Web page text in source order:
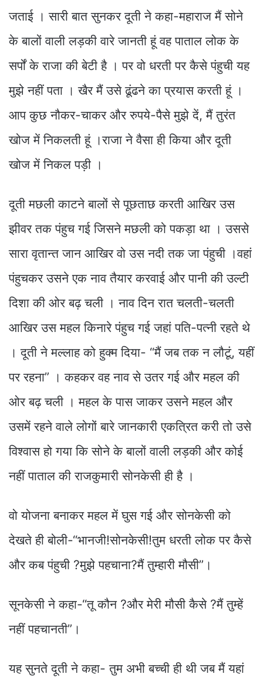
जताई । सारी बात सुनकर दूती ने कहा-महाराज मैं सोने
के बालों वाली लड़की वारे जानती हूं वह पाताल लोक के
सर्पों के राजा की बेटी है । पर वो धरती पर कैसे पंहुची यह
मुझे नहीं पता । खैर मैं उसे ढूंढने का प्रयास करती हूं ।
आप कुछ नौकर-चाकर और रुपये-पैसे मुझे दें, मैं तुरंत
खोज में निकलती हूं ।राजा ने वैसा ही किया और दूती
खोज में निकल पड़ी ।
दूती मछली काटने बालों से पूछताछ करती आखिर उस
झीवर तक पंहुच गई जिसने मछली को पकड़ा था । उससे
सारा वृतान्त जान आखिर वो उस नदी तक जा पंहुची ।वहां
पंहुचकर उसने एक नाव तैयार करवाई और पानी की उल्टी
दिशा की ओर बढ़ चली । नाव दिन रात चलती-चलती
आखिर उस महल किनारे पंहुच गई जहां पति-पत्नी रहते थे
। दूती ने मल्लाह को हुक्म दिया- “मैं जब तक न लौटूं, यहीं
पर रहना” । कहकर वह नाव से उतर गई और महल की
ओर बढ़ चली । महल के पास जाकर उसने महल और
उसमें रहने वाले लोगों बारे जानकारी एकत्रित करी तो उसे
विश्वास हो गया कि सोने के बालों वाली लड़की और कोई
नहीं पाताल की राजकुमारी सोनकेसी ही है ।
वो योजना बनाकर महल में घुस गई और सोनकेसी को
देखते ही बोली-“भानजी!सोनकेसी!तुम धरती लोक पर कैसे
और कब पंहुची ?मुझे पहचाना?मैं तुम्हारी मौसी”।
सूनकेसी ने कहा-“तू कौन ?और मेरी मौसी कैसे ?मैं तुम्हें
नहीं पहचानती”।
यह सुनते दूती ने कहा- तुम अभी बच्ची ही थी जब मैं यहां